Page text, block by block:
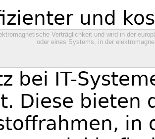
und
Verträglichkeit und wird in der
oder eines Systems, in der
bei IT-
Diese bieten
in